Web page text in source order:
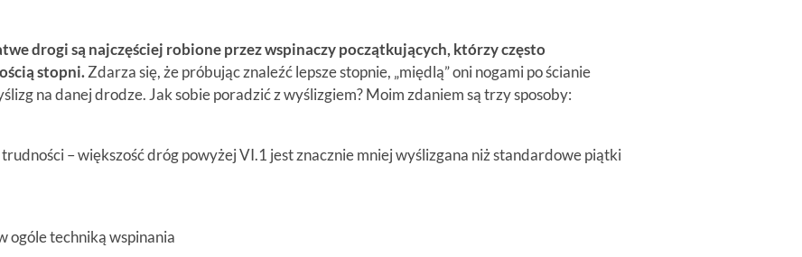
drogi są najczęściej robione przez wspinaczy początkujących, którzy często
stopni.Zdarza się, że próbując znaleźć lepsze stopnie, „międlą” oni nogami po ścianie
na danej drodze. Jak sobie poradzić z wyślizgiem? Moim zdaniem są trzy sposoby:
– większość dróg powyżej VI.1 jest znacznie mniej wyślizgana niż standardowe piątki
ogóle techniką wspinania